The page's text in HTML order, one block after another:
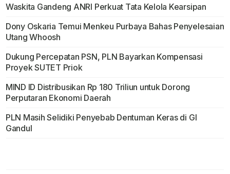
Waskita Gandeng ANRI Perkuat Tata Kelola Kearsipan
Dony Oskaria Temui Menkeu Purbaya Bahas Penyelesaian
Utang Whoosh
Dukung Percepatan PSN, PLN Bayarkan Kompensasi
Proyek SUTET Priok
MIND ID Distribusikan Rp 180 Triliun untuk Dorong
Perputaran Ekonomi Daerah
PLN Masih Selidiki Penyebab Dentuman Keras di GI
Gandul